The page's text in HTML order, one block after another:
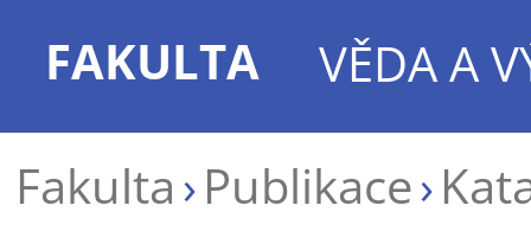
FAKULTA
VĚDA A
Fakulta Publikace